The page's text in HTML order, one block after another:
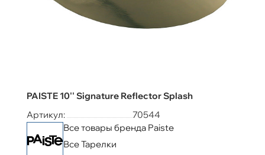
PAISTE 10'' Signature Reflector Splash
Артикул:
70544
Все товары бренда Paiste
Все Тарелки